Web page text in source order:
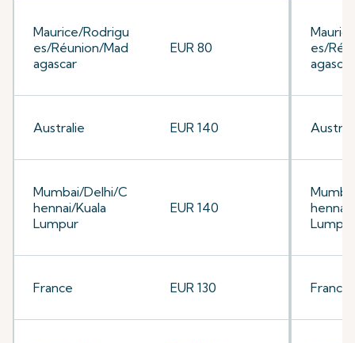
Maurice/Rodrigu
es/Réunion/Mad
agascar
EUR 80
Australie EUR 140
Mumbai/Delhi/C
hennai/Kuala
Lumpur
EUR 140
France EUR 130
es/
agascar
hennai/
Lumpur
France